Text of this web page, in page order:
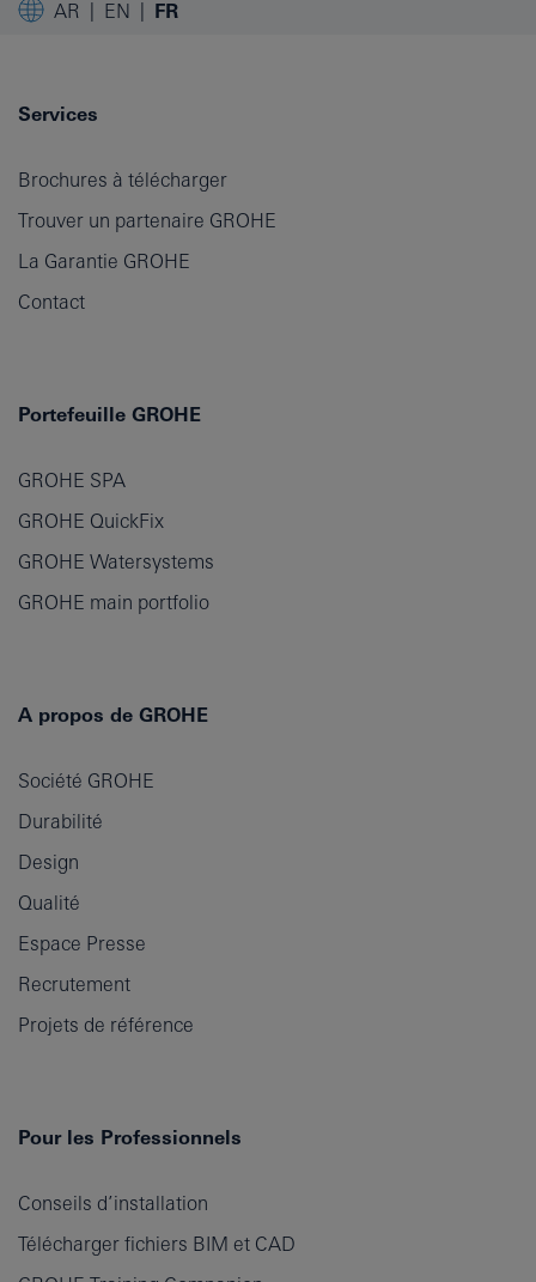
AR EN FR
Services
Brochures à télécharger
Trouver un partenaire GROHE
La Garantie GROHE
Contact
Portefeuille GROHE
GROHE SPA
GROHE QuickFix
GROHE Watersystems
GROHE main portfolio
A propos de GROHE
Société GROHE
Durabilité
Design
Qualité
Espace Presse
Recrutement
Projets de référence
Pour les Professionnels
Conseils d’installation
Télécharger fichiers BIM et CAD